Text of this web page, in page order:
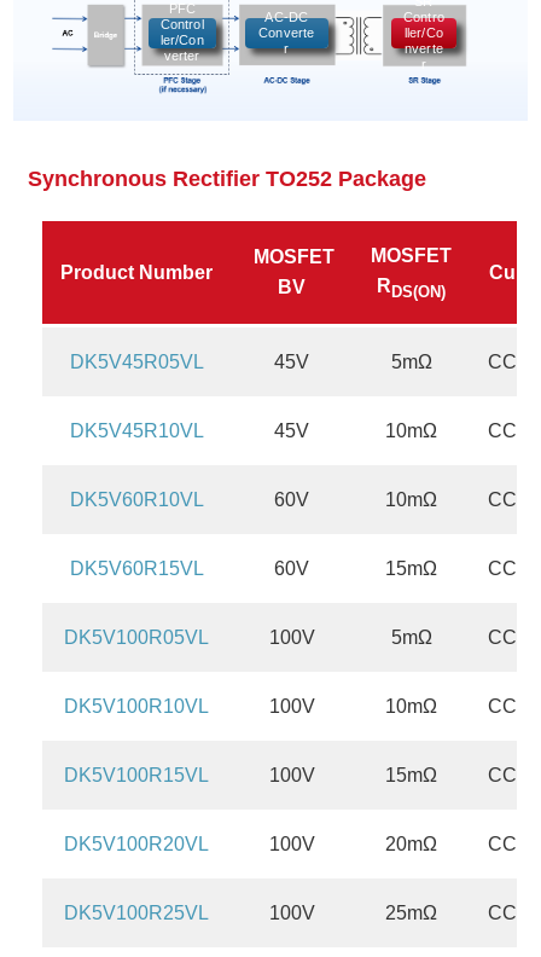
PFC
Control
ler/Con
verter
AC-DC
Converte
r
Contro
ller/Co
nverte
r
SOP8
SM10
Synchronous Rectifier TO252 Package
Product Number
MOSFET
BV
MOSFET
R DS(ON)
DK5V45R05VL 45V 5mΩ
DK5V45R10VL 45V 10mΩ
DK5V60R10VL 60V 10mΩ
DK5V60R15VL 60V 15mΩ
DK5V100R05VL 100V 5mΩ
DK5V100R10VL 100V 10mΩ
DK5V100R15VL 100V 15mΩ
DK5V100R20VL 100V 20mΩ
DK5V100R25VL 100V 25mΩ